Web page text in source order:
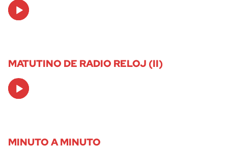
Audio
Player
MATUTINO DE RADIO RELOJ (II)
Audio
Player
MINUTO A MINUTO